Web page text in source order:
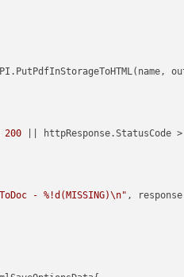
200 || httpResponse.StatusCode
- %!d(MISSING)\n" ,